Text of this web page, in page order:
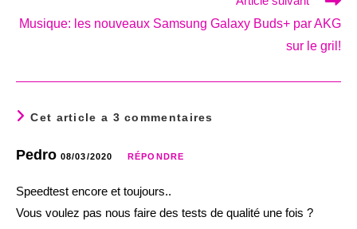
Musique: les nouveaux Samsung Galaxy Buds+ par AKG
sur le gril!
Cet article a 3 commentaires
Pedro 08/03/2020 RÉPONDRE
Speedtest encore et toujours..
Vous voulez pas nous faire des tests de qualité une fois ?